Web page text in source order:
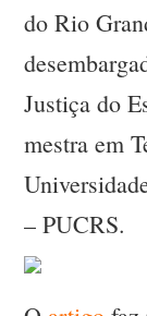
do Rio
Justiça do
mestra em
– PUCRS.